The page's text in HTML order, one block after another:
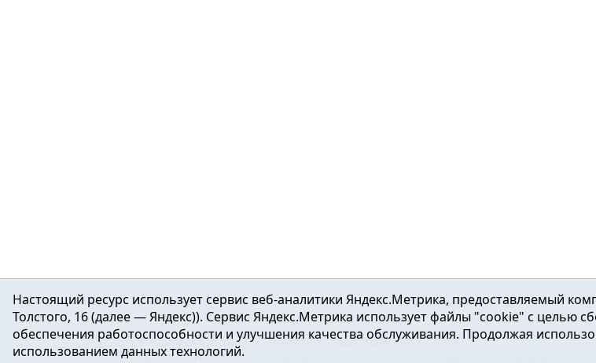
16+ ©Ялуторовск знает / Новости города и района2016-2023
Учредитель: АНО «ИИЦ « Ялуторовская жизнь». Главный редактор: Вешкурцева С.П.
Настоящий ресурс использует сервис веб-аналитики Яндекс.Метрика, предоставляемый
Толстого, 16 (далее — Яндекс)). Сервис Яндекс.Метрика использует файлы "cookie" с целью
обеспечения работоспособности и улучшения качества обслуживания. Продолжая
использованием данных технологий.